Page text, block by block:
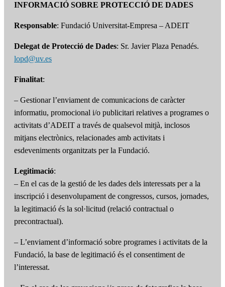
INFORMACIÓ SOBRE PROTECCIÓ DE DADES
Responsable: Fundació Universitat-Empresa – ADEIT
Delegat de Protecció de Dades: Sr. Javier Plaza Penadés.
lopd@uv.es
Finalitat:
– Gestionar l’enviament de comunicacions de caràcter
informatiu, promocional i/o publicitari relatives a programes o
activitats d’ADEIT a través de qualsevol mitjà, inclosos
mitjans electrònics, relacionades amb activitats i
esdeveniments organitzats per la Fundació.
Legitimació:
– En el cas de la gestió de les dades dels interessats per a la
inscripció i desenvolupament de congressos, cursos, jornades,
la legitimació és la sol·licitud (relació contractual o
precontractual).
– L’enviament d’informació sobre programes i activitats de la
Fundació, la base de legitimació és el consentiment de
l’interessat.